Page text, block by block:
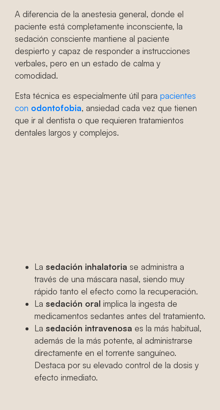
A diferencia de la anestesia general, donde el
paciente está completamente inconsciente, la
sedación consciente mantiene al paciente
despierto y capaz de responder a instrucciones
verbales, pero en un estado de calma y
comodidad.
Esta técnica es especialmente útil para pacientes
con odontofobia, ansiedad cada vez que tienen
que ir al dentista o que requieren tratamientos
dentales largos y complejos.
La sedación inhalatoria se administra a
través de una máscara nasal, siendo muy
rápido tanto el efecto como la recuperación.
La sedación oral implica la ingesta de
medicamentos sedantes antes del tratamiento.
La sedación intravenosa es la más habitual,
además de la más potente, al administrarse
directamente en el torrente sanguíneo.
Destaca por su elevado control de la dosis y
efecto inmediato.